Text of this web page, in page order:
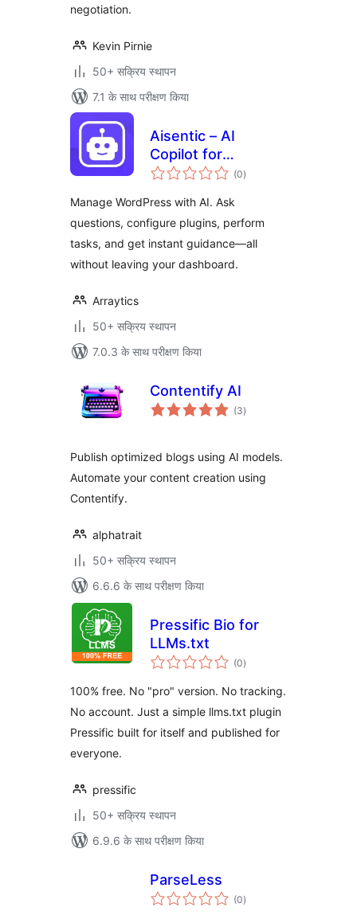
negotiation.
Kevin Pirnie
50+ सक्रिय स्थापन
7.1 के साथ परीक्षण किया
Aisentic – AI
Copilot for
WordPress
(0कुल
दर)
Manage WordPress with AI. Ask
questions, configure plugins, perform
tasks, and get instant guidance—all
without leaving your dashboard.
Arraytics
50+ सक्रिय स्थापन
7.0.3 के साथ परीक्षण किया
Contentify AI
(3कुल
दर)
Publish optimized blogs using AI models.
Automate your content creation using
Contentify.
alphatrait
50+ सक्रिय स्थापन
6.6.6 के साथ परीक्षण किया
Pressific Bio for
LLMs.txt
(0कुल
दर)
100% free. No "pro" version. No tracking.
No account. Just a simple llms.txt plugin
Pressific built for itself and published for
everyone.
pressific
50+ सक्रिय स्थापन
6.9.6 के साथ परीक्षण किया
ParseLess
(0कुल
दर)